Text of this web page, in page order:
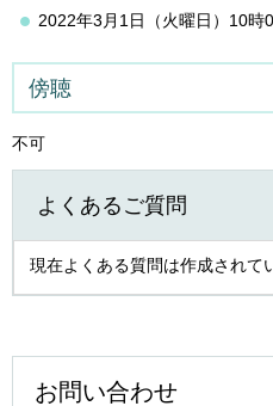
2022年3月1日（火曜日）10時
傍聴
不可
よくあるご質問
現在よくある質問は作成されて
お問い合わせ